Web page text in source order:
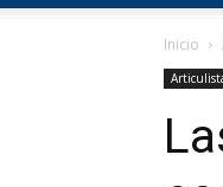
Inicio